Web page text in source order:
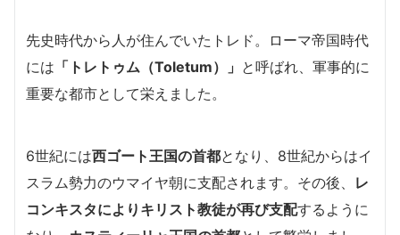
先史時代から人が住んでいたトレド。ローマ帝国時代
には 「トレトゥム（Toletum）」 と呼ばれ、軍事的に
重要な都市として栄えました。
6世紀には西ゴート王国の首都となり、8世紀からはイ
スラム勢力のウマイヤ朝に支配されます。その後、 レ
コンキスタによりキリスト教徒が再び支配するように